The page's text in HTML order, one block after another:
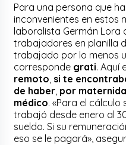
Para una persona que
inconvenientes en estos
laboralista Germán Lora
trabajadores en planilla
trabajado por lo menos
corresponde grati. Aquí
remoto si te
de haber por
médico. «Para el
trabajó desde enero al
sueldo. Si su
eso se le pagará»,